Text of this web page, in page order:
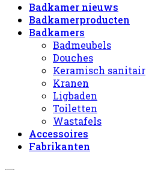
Badkamer nieuws
Badkamerproducten
Badkamers
Badmeubels
Douches
Keramisch sanitair
Kranen
Ligbaden
Toiletten
Wastafels
Accessoires
Fabrikanten